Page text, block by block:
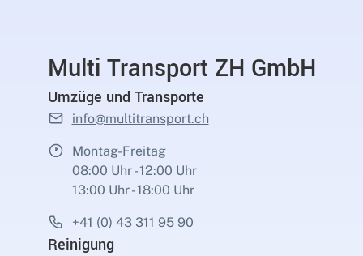
Multi Transport ZH GmbH
Umzüge und Transporte
info@multitransport.ch
Montag-Freitag
08:00 Uhr - 12:00 Uhr
13:00 Uhr - 18:00 Uhr
+41 (0) 43 311 95 90
Reinigung